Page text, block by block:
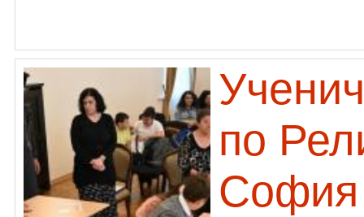
по
София